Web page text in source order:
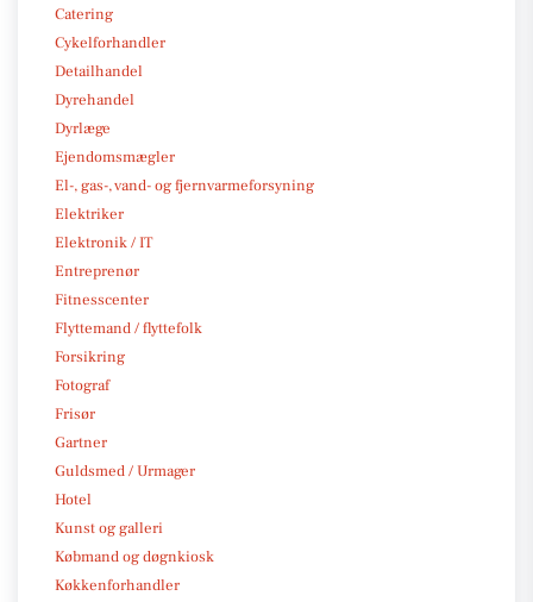
Catering
Cykelforhandler
Detailhandel
Dyrehandel
Dyrlæge
Ejendomsmægler
El-, gas-, vand- og fjernvarmeforsyning
Elektriker
Elektronik / IT
Entreprenør
Fitnesscenter
Flyttemand / flyttefolk
Forsikring
Fotograf
Frisør
Gartner
Guldsmed / Urmager
Hotel
Kunst og galleri
Købmand og døgnkiosk
Køkkenforhandler